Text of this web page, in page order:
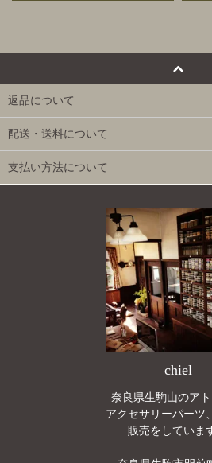
返品について
配送・送料について
支払い方法について
chiel
奈良県生駒山のア
アクセサリーパーツ
販売をしていま